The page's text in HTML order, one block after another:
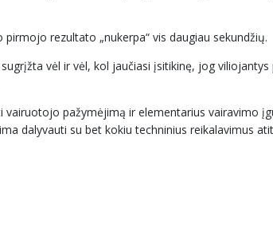
rezultato „nukerpa“ vis daugiau sekundžių.
vėl ir vėl, kol jaučiasi įsitikinę, jog
pažymėjimą ir elementarius vairavimo
dalyvauti su bet kokiu techninius reikalavimus